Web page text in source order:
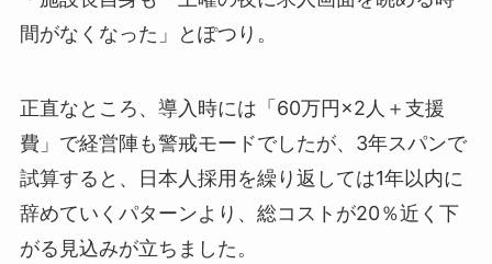
間がなくなった」とぽつり。
正直なところ、導入時には「60万円×2人＋支援
費」で経営陣も警戒モードでしたが、3年スパンで
試算すると、日本人採用を繰り返しては1年以内に
辞めていくパターンより、総コストが20％近く下
がる見込みが立ちました。